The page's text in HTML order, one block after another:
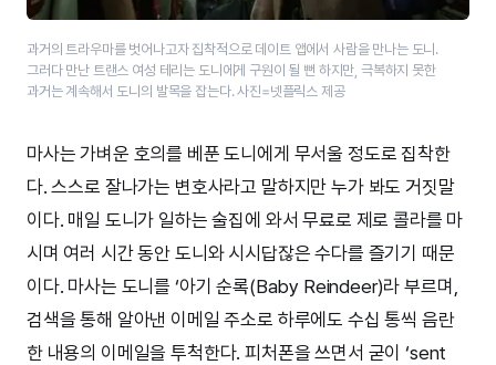
과거의 트라우마를 벗어나고자 집착적으로 데이트 앱에서 사람을 만나는 도니.
그러다 만난 트랜스 여성 테리는 도니에게 구원이 될 뻔 하지만, 극복하지 못한
과거는 계속해서 도니의 발목을 잡는다. 사진=넷플릭스 제공
마사는 가벼운 호의를 베푼 도니에게 무서울 정도로 집착한
다. 스스로 잘나가는 변호사라고 말하지만 누가 봐도 거짓말
이다. 매일 도니가 일하는 술집에 와서 무료로 제로 콜라를 마
시며 여러 시간 동안 도니와 시시답잖은 수다를 즐기기 때문
이다. 마사는 도니를 ‘아기 순록(Baby Reindeer)라 부르며,
검색을 통해 알아낸 이메일 주소로 하루에도 수십 통씩 음란
한 내용의 이메일을 투척한다. 피처폰을 쓰면서 굳이 ‘sent